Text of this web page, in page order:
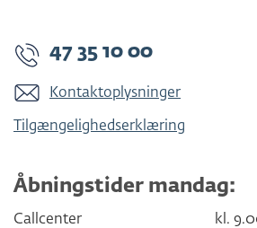
47 35 10 00
Kontaktoplysninger
Tilgængelighedserklæring
Åbningstider mandag:
Callcenter
kl.